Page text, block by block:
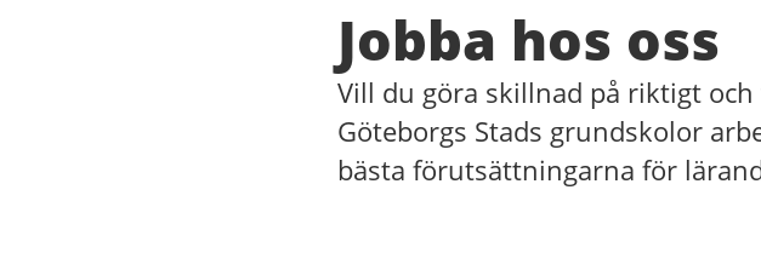
Jobba hos oss
Vill du göra skillnad på riktigt
Göteborgs Stads grundskolor
bästa förutsättningarna för